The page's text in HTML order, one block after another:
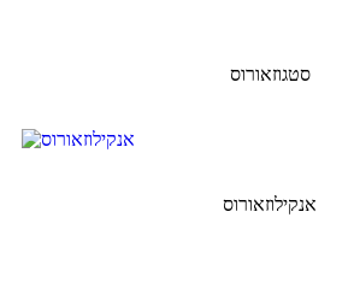
סטגוזאורוס
אנקילוזאורוס